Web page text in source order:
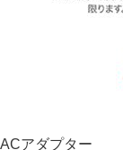
ACアダプター